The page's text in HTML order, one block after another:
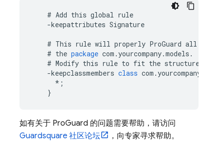
# Add this global rule
-keepattributes Signature
# This rule will properly ProGuard all
# the package com .yourcompany.models .
# Modify this rule to fit the structure
-keepclassmembers class com .yourcompany
* ;
}
如有关于 ProGuard 的问题需要帮助，请访问
Guardsquare 社区论坛
，向专家寻求帮助。